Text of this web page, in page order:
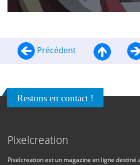
Précédent
Restons en contact !
Pixelcreation
Pixelcreation est un magazine en ligne destiné